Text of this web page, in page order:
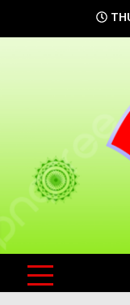
to
KNLS
India`s